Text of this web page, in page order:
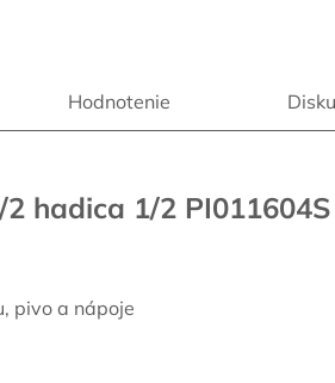
Hodnotenie
hadica 1/2 PI011604S
pivo a nápoje